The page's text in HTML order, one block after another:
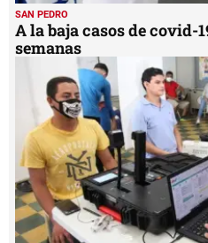
SAN PEDRO
A la baja casos de covid-
semanas